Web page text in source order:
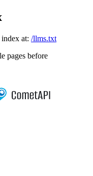
at: /llms.txt
pages before